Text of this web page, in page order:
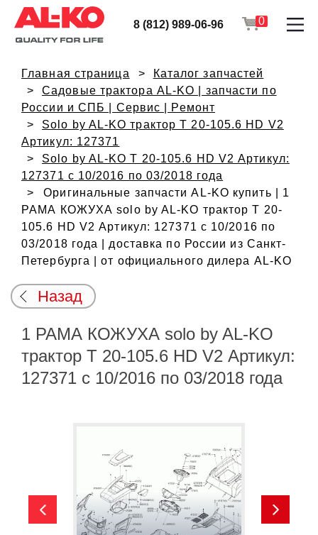
8 (812) 989-06-96 0
Главная страница
Каталог запчастей
Садовые трактора AL-KO | запчасти по
России и СПБ | Сервис | Ремонт
Solo by AL-KO трактор T 20-105.6 HD V2
Артикул: 127371
Solo by AL-KO T 20-105.6 HD V2 Артикул:
127371 с 10/2016 по 03/2018 года
Оригинальные запчасти AL-KO купить | 1
РАМА КОЖУХА solo by AL-KO трактор T 20-
105.6 HD V2 Артикул: 127371 с 10/2016 по
03/2018 года | доставка по России из Санкт-
Петербурга | от официального дилера AL-KO
Назад
1 РАМА КОЖУХА solo by AL-KO
трактор T 20-105.6 HD V2 Артикул:
127371 с 10/2016 по 03/2018 года